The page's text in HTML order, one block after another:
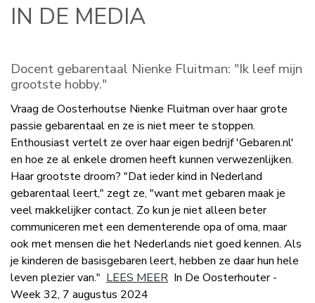
IN DE MEDIA
Docent gebarentaal Nienke Fluitman: "Ik leef mijn
grootste hobby."
Vraag de Oosterhoutse Nienke Fluitman over haar grote
passie gebarentaal en ze is niet meer te stoppen.
Enthousiast vertelt ze over haar eigen bedrijf 'Gebaren.nl'
en hoe ze al enkele dromen heeft kunnen verwezenlijken.
Haar grootste droom? "Dat ieder kind in Nederland
gebarentaal leert," zegt ze, "want met gebaren maak je
veel makkelijker contact. Zo kun je niet alleen beter
communiceren met een dementerende opa of oma, maar
ook met mensen die het Nederlands niet goed kennen. Als
je kinderen de basisgebaren leert, hebben ze daar hun hele
leven plezier van." LEES MEER In De Oosterhouter -
Week 32, 7 augustus 2024